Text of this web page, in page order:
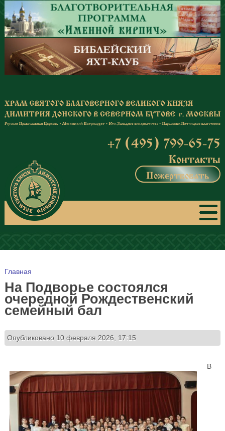
Перейти к основному содержанию
+7 (495) 799-65-75
Контакты
Пожертвовать
Вы здесь
Главная
На Подворье состоялся
очередной Рождественский
семейный бал
Опубликовано 10 февраля 2026, 17:15
В